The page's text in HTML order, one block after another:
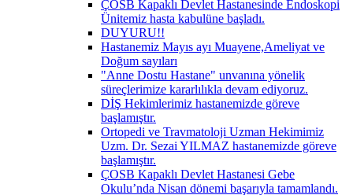
ÇOSB Kapaklı Devlet Hastanesinde Endoskopi
Ünitemiz hasta kabulüne başladı.
DUYURU!!
Hastanemiz Mayıs ayı Muayene,Ameliyat ve
Doğum sayıları
"Anne Dostu Hastane" unvanına yönelik
süreçlerimize kararlılıkla devam ediyoruz.
DİŞ Hekimlerimiz hastanemizde göreve
başlamıştır.
Ortopedi ve Travmatoloji Uzman Hekimimiz
Uzm. Dr. Sezai YILMAZ hastanemizde göreve
başlamıştır.
ÇOSB Kapaklı Devlet Hastanesi Gebe
Okulu’nda Nisan dönemi başarıyla tamamlandı.